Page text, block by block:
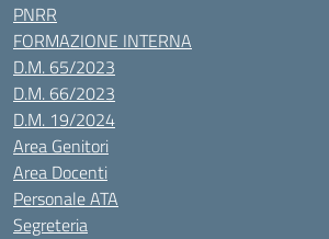
PNRR
FORMAZIONE INTERNA
D.M. 65/2023
D.M. 66/2023
D.M. 19/2024
Area Genitori
Area Docenti
Personale ATA
Segreteria